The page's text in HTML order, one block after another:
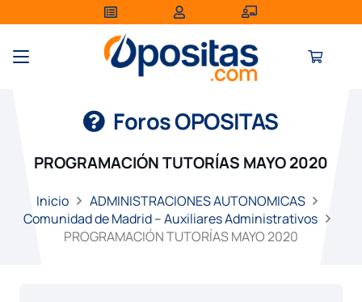
Foros OPOSITAS
PROGRAMACIÓN TUTORÍAS MAYO 2020
Inicio
ADMINISTRACIONES AUTONOMICAS
Comunidad de Madrid – Auxiliares Administrativos
PROGRAMACIÓN TUTORÍAS MAYO 2020